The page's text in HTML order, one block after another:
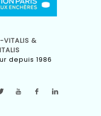
VITALIS &
depuis 1986